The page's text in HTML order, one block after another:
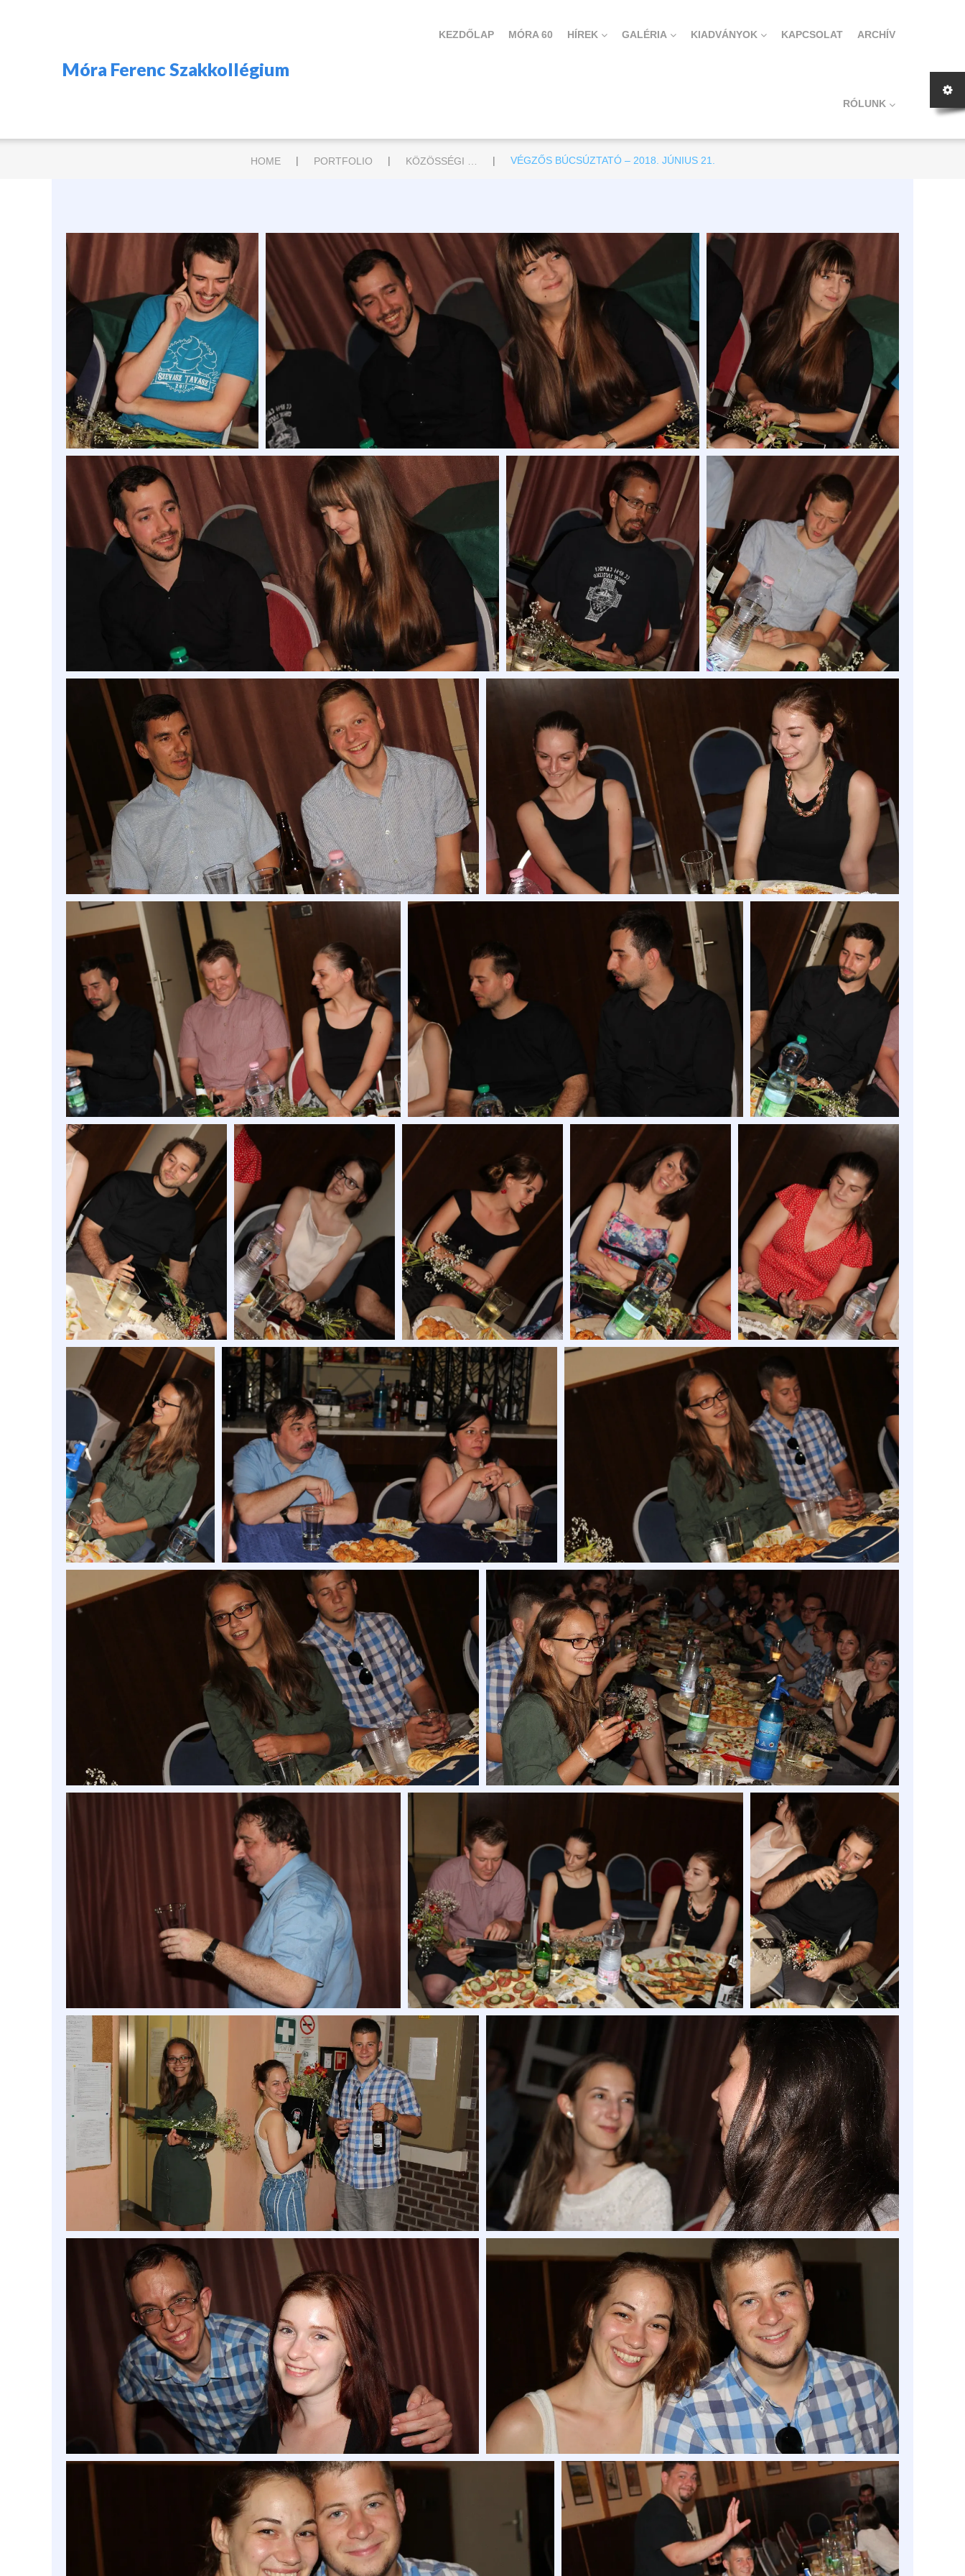
Móra Ferenc Szakkollégium
KEZDŐLAP MÓRA 60 HÍREK GALÉRIA KIADVÁNYOK KAPCSOLAT ARCHÍV
RÓLUNK
HOME | PORTFOLIO | | VÉGZŐS BÚCSÚZTATÓ – 2018. JÚNIUS 21.